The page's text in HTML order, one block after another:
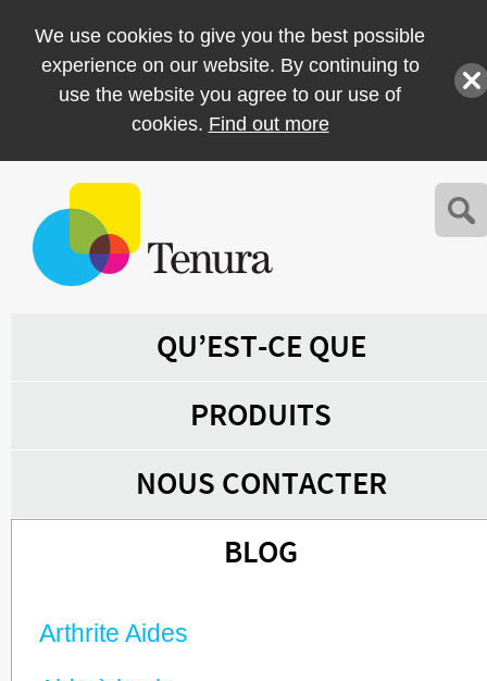
We use cookies to give you the best possible
experience on our website. By continuing to
use the website you agree to our use of
cookies. Find out more
QU’EST-CE QUE
PRODUITS
NOUS CONTACTER
BLOG
Arthrite Aides